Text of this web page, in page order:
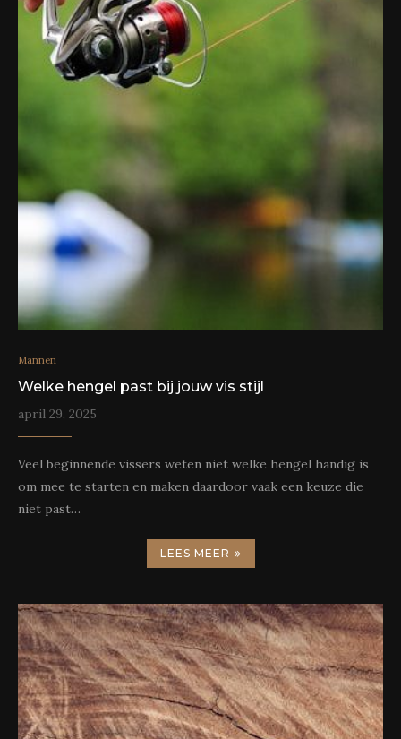
Mannen
Welke hengel past bij jouw vis stijl
april 29, 2025
Veel beginnende vissers weten niet welke hengel handig is
om mee te starten en maken daardoor vaak een keuze die
niet past…
LEES MEER